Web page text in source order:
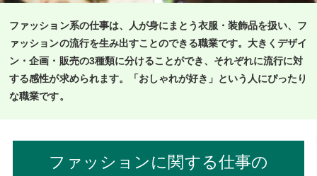
ファッション系の仕事は、人が身にまとう衣服・装飾品を扱い、フ
ァッションの流行を生み出すことのできる職業です。大きくデザイ
ン・企画・販売の3種類に分けることができ、それぞれに流行に対
する感性が求められます。「おしゃれが好き」という人にぴったり
な職業です。
ファッションに関する仕事の